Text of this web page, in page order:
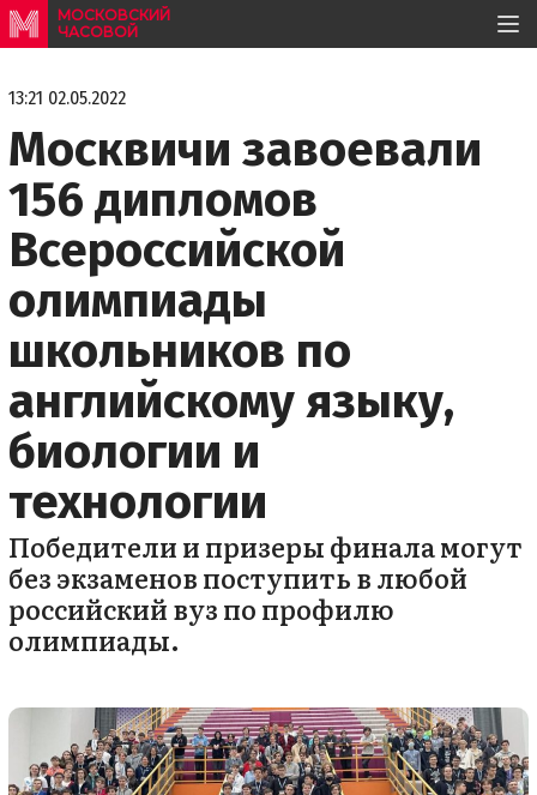
МОСКОВСКИЙ
ЧАСОВОЙ
13:21 02.05.2022
Москвичи завоевали
156 дипломов
Всероссийской
олимпиады
школьников по
английскому языку,
биологии и
технологии
Победители и призеры финала могут
без экзаменов поступить в любой
российский вуз по профилю
олимпиады.